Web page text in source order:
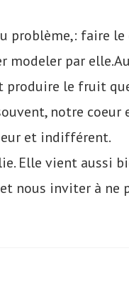
problème,: faire
modeler par
le fruit
notre
et indifférent.
Elle vient aussi
nous inviter à